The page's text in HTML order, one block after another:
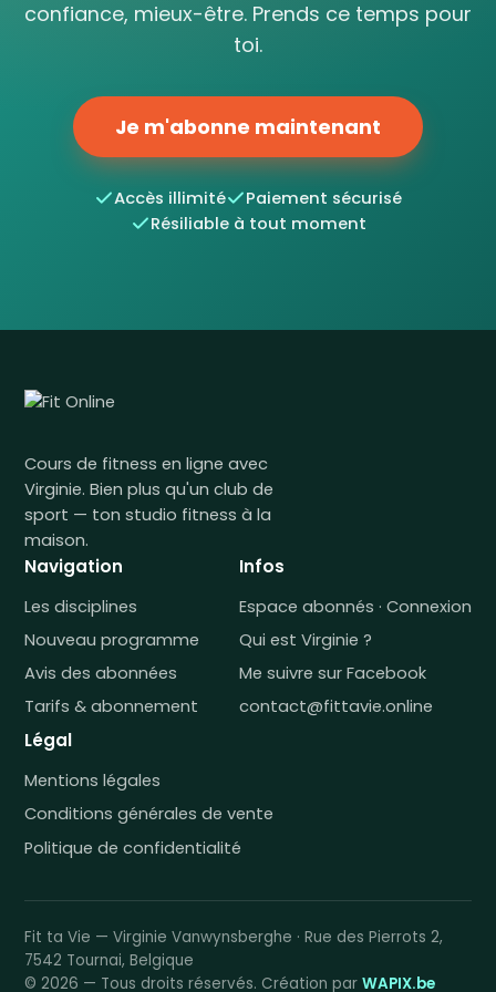
confiance, mieux-être. Prends ce temps pour
toi.
Je m'abonne maintenant
Accès illimité
Paiement sécurisé
Résiliable à tout moment
Cours de fitness en ligne avec
Virginie. Bien plus qu'un club de
sport — ton studio fitness à la
maison.
Navigation
Les disciplines
Nouveau programme
Avis des abonnées
Tarifs & abonnement
Infos
Espace abonnés · Connexion
Qui est Virginie ?
Me suivre sur Facebook
contact@fittavie.online
Légal
Mentions légales
Conditions générales de vente
Politique de confidentialité
Fit ta Vie — Virginie Vanwynsberghe · Rue des Pierrots 2,
7542 Tournai, Belgique
© 2026 — Tous droits réservés. Création par WAPIX.be